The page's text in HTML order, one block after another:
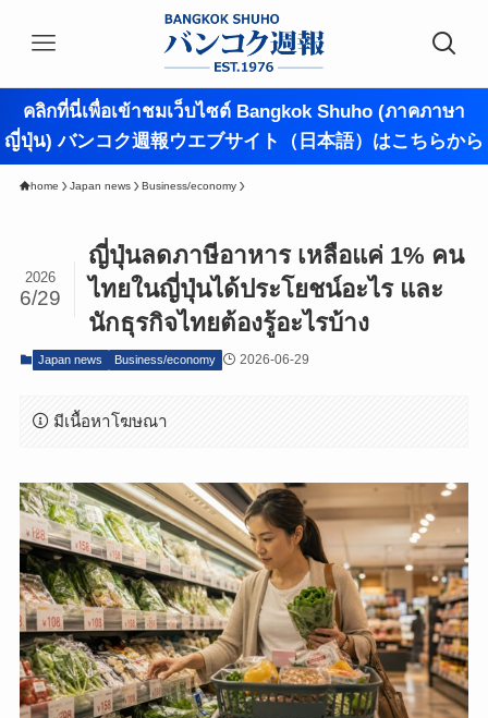
คลิกที่นี่เพื่อเข้าชมเว็บไซต์ Bangkok Shuho (ภาคภาษา
ญี่ปุ่น) バンコク週報ウエブサイト（日本語）はこちらから
home Japan news Business/economy
ญี่ปุ่นลดภาษีอาหาร เหลือแค่ 1% คน
ไทยในญี่ปุ่นได้ประโยชน์อะไร และ
นักธุรกิจไทยต้องรู้อะไรบ้าง
2026
6/29
Japan news Business/economy 2026-06-29
มีเนื้อหาโฆษณา